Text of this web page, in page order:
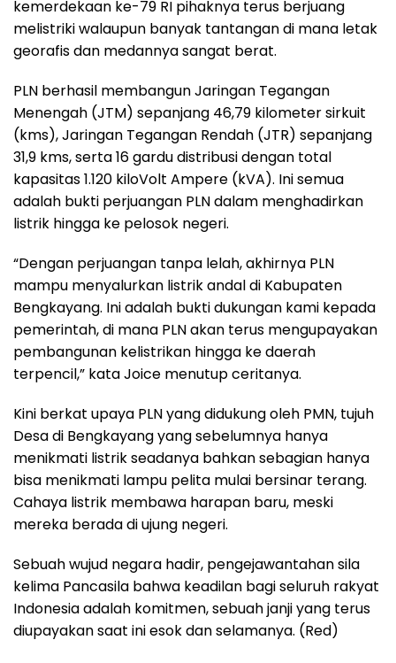
kemerdekaan ke-79 RI pihaknya terus berjuang
melistriki walaupun banyak tantangan di mana letak
georafis dan medannya sangat berat.
PLN berhasil membangun Jaringan Tegangan
Menengah (JTM) sepanjang 46,79 kilometer sirkuit
(kms), Jaringan Tegangan Rendah (JTR) sepanjang
31,9 kms, serta 16 gardu distribusi dengan total
kapasitas 1.120 kiloVolt Ampere (kVA). Ini semua
adalah bukti perjuangan PLN dalam menghadirkan
listrik hingga ke pelosok negeri.
“Dengan perjuangan tanpa lelah, akhirnya PLN
mampu menyalurkan listrik andal di Kabupaten
Bengkayang. Ini adalah bukti dukungan kami kepada
pemerintah, di mana PLN akan terus mengupayakan
pembangunan kelistrikan hingga ke daerah
terpencil,” kata Joice menutup ceritanya.
Kini berkat upaya PLN yang didukung oleh PMN, tujuh
Desa di Bengkayang yang sebelumnya hanya
menikmati listrik seadanya bahkan sebagian hanya
bisa menikmati lampu pelita mulai bersinar terang.
Cahaya listrik membawa harapan baru, meski
mereka berada di ujung negeri.
Sebuah wujud negara hadir, pengejawantahan sila
kelima Pancasila bahwa keadilan bagi seluruh rakyat
Indonesia adalah komitmen, sebuah janji yang terus
diupayakan saat ini esok dan selamanya. (Red)